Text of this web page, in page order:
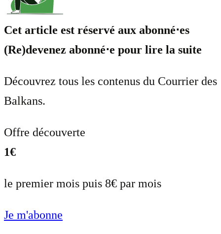
Cet article est réservé aux abonné⋅es
(Re)devenez abonné⋅e pour lire la suite
Découvrez tous les contenus du Courrier des
Balkans.
Offre découverte
1€
le premier mois puis 8€ par mois
Je m'abonne